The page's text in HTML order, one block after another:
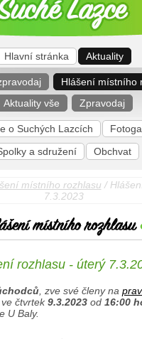
Hlavní stránka Aktuality
Hlášení místního
Aktuality vše
Zpravodaj
o Suchých Lazcích
a sdružení
Obchvat
místního rozhlasu /
7.3.2023
rozhlasu - úterý
, zve své členy na
čtvrtek9.3.2023 od 16:00
U Baly.